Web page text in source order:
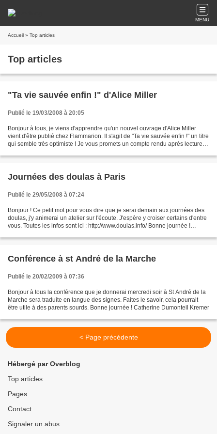
MENU
Accueil » Top articles
Top articles
"Ta vie sauvée enfin !" d'Alice Miller
Publié le 19/03/2008 à 20:05
Bonjour à tous, je viens d'apprendre qu'un nouvel ouvrage d'Alice Miller
vient d'être publié chez Flammarion. Il s'agit de "Ta vie sauvée enfin !" un titre
qui semble très optimiste ! Je vous promets un compte rendu après lecture !
Journées des doulas à Paris
Publié le 29/05/2008 à 07:24
Bonjour ! Ce petit mot pour vous dire que je serai demain aux journées des
doulas, j'y animerai un atelier sur l'écoute. J'espère y croiser certains d'entre
vous. Toutes les infos sont ici : http://www.doulas.info/ Bonne journée !
Conférence à st André de la Marche
Publié le 20/02/2009 à 07:36
Bonjour à tous la conférence que je donnerai mercredi soir à St André de la
Marche sera traduite en langue des signes. Faites le savoir, cela pourrait
être utile à des parents sourds. Bonne journée ! Catherine Dumonteil Kremer
< Page précédente
Hébergé par Overblog
Top articles
Pages
Contact
Signaler un abus